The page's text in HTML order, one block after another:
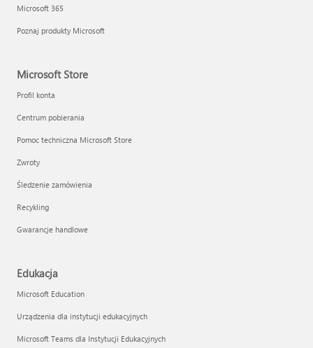
Microsoft 365
Poznaj produkty Microsoft
Microsoft Store
Profil konta
Centrum pobierania
Pomoc techniczna Microsoft Store
Zwroty
Śledzenie zamówienia
Recykling
Gwarancje handlowe
Edukacja
Microsoft Education
Urządzenia dla instytucji edukacyjnych
Microsoft Teams dla Instytucji Edukacyjnych